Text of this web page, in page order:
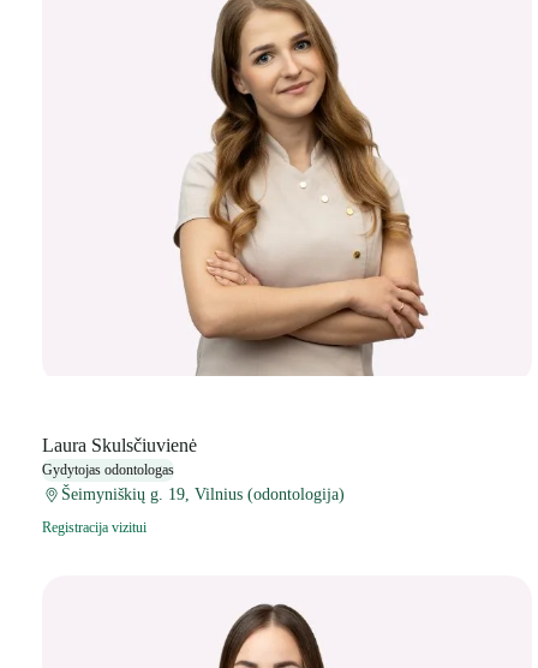
Laura Skulsčiuvienė
Gydytojas odontologas
Šeimyniškių g. 19, Vilnius (odontologija)
Registracija vizitui